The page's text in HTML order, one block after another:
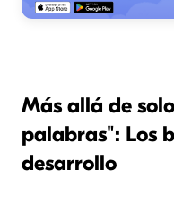
Más allá de
palabras": Los
desarrollo